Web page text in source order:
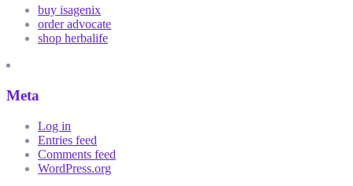
buy isagenix
order advocate
shop herbalife
Meta
Log in
Entries feed
Comments feed
WordPress.org